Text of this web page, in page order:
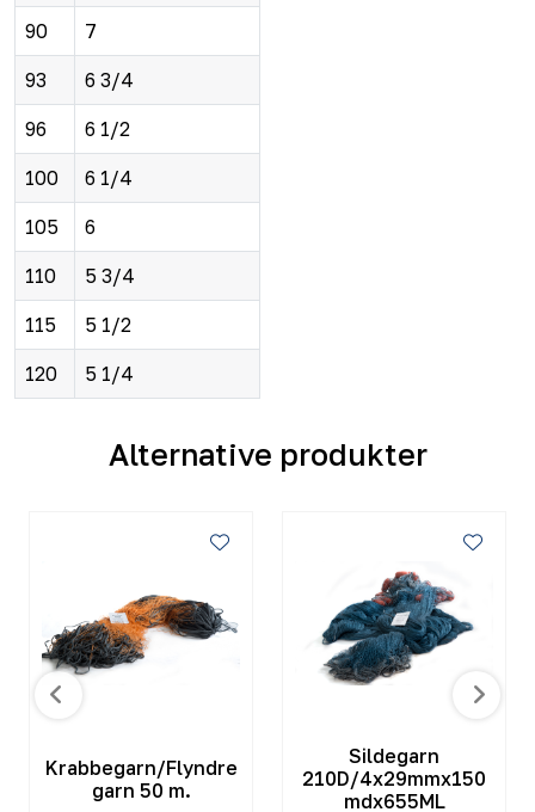
90 7
93 6 3/4
96 6 1/2
100 6 1/4
105 6
110 5 3/4
115 5 1/2
120 5 1/4
Alternative produkter
Krabbegarn/Flyndre
garn 50 m.
Sildegarn
210D/4x29mmx150
mdx655ML